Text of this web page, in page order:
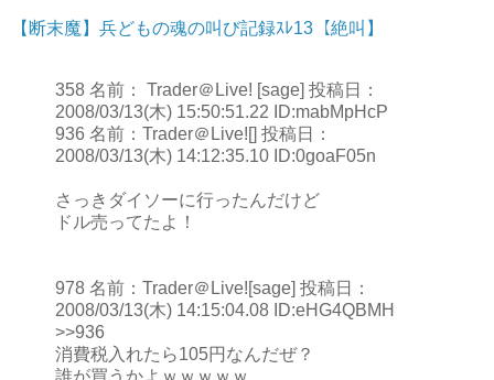
【断末魔】兵どもの魂の叫び記録ｽﾚ13【絶叫】
358 名前： Trader＠Live! [sage] 投稿日：
2008/03/13(木) 15:50:51.22 ID:mabMpHcP
936 名前：Trader＠Live![] 投稿日：
2008/03/13(木) 14:12:35.10 ID:0goaF05n
さっきダイソーに行ったんだけど
ドル売ってたよ！
978 名前：Trader＠Live![sage] 投稿日：
2008/03/13(木) 14:15:04.08 ID:eHG4QBMH
>>936
消費税入れたら105円なんだぜ？
誰が買うかよｗｗｗｗｗ